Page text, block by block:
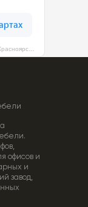
офисов и
и
завод,